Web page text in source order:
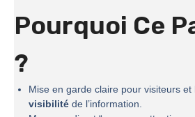
Pourquoi Ce
?
Mise en garde claire pour visiteurs
visibilité de l’information.